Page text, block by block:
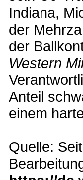
Indiana,
der
der
Western
Anteil
einem
Quelle: